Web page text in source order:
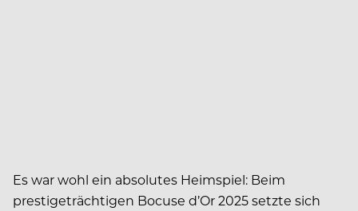
Es war wohl ein absolutes Heimspiel: Beim
prestigeträchtigen Bocuse d’Or 2025 setzte sich